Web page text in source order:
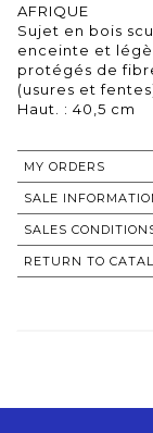
AFRIQUE
Sujet en bois
enceinte et
protégés de
(usures et
Haut. : 40,5 cm
MY ORDERS
SALE
SALES
RETURN TO